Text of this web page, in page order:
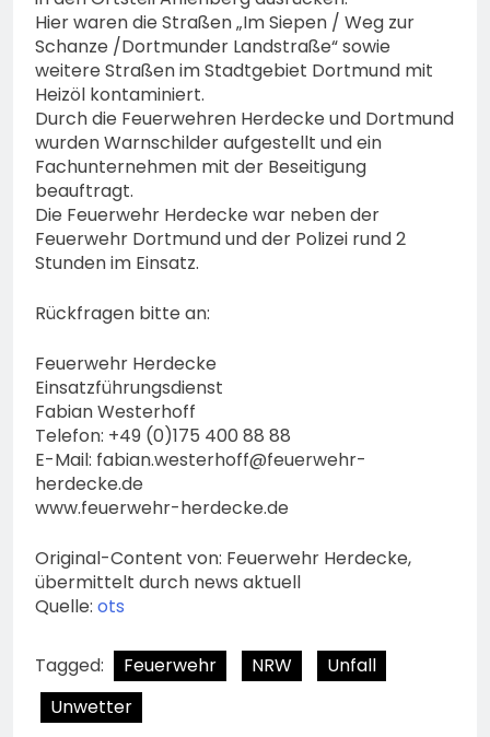
Hier waren die Straßen „Im Siepen / Weg zur
Schanze /Dortmunder Landstraße“ sowie
weitere Straßen im Stadtgebiet Dortmund mit
Heizöl kontaminiert.
Durch die Feuerwehren Herdecke und Dortmund
wurden Warnschilder aufgestellt und ein
Fachunternehmen mit der Beseitigung
beauftragt.
Die Feuerwehr Herdecke war neben der
Feuerwehr Dortmund und der Polizei rund 2
Stunden im Einsatz.
Rückfragen bitte an:
Feuerwehr Herdecke
Einsatzführungsdienst
Fabian Westerhoff
Telefon: +49 (0)175 400 88 88
E-Mail: fabian.westerhoff@feuerwehr-
herdecke.de
www.feuerwehr-herdecke.de
Original-Content von: Feuerwehr Herdecke,
übermittelt durch news aktuell
Quelle: ots
Tagged: Feuerwehr NRW
Unfall
Unwetter